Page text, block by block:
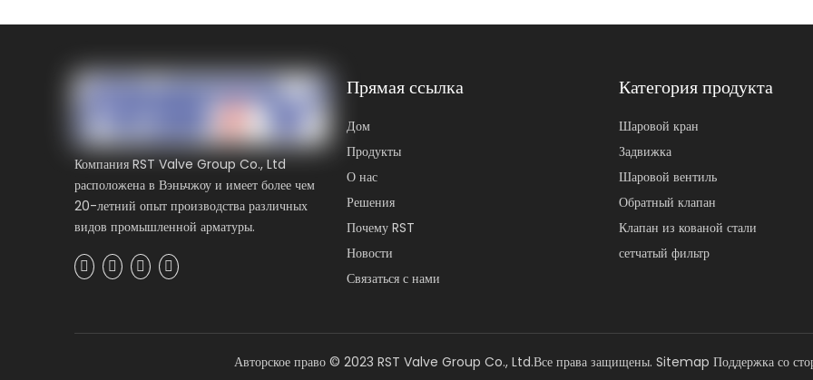
RST посещает корейскую выставку клапанов RST Группа клапанов
Компания RST Valve Group Co., Ltd
расположена в Вэньчжоу и имеет более чем
20-летний опыт производства различных
видов промышленной арматуры.
Прямая ссылка
Дом
Продукты
О нас
Решения
Почему RST
Новости
Связаться с нами
Категория продукта
Шаровой кран
Задвижка
Шаровой вентиль
Обратный клапан
Клапан из кованой стали
сетчатый фильтр
Авторское право © 2023 RST Valve Group Co., Ltd.Все права защищены. Sitemap Поддержка со